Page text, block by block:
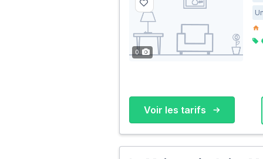
0
Voir les tarifs